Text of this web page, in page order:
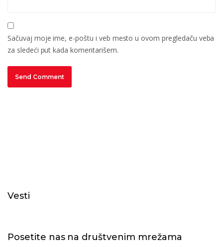
Sačuvaj moje ime, e-poštu i veb mesto u ovom pregledaču veba
za sledeći put kada komentarišem.
Vesti
Posetite nas na društvenim mrežama